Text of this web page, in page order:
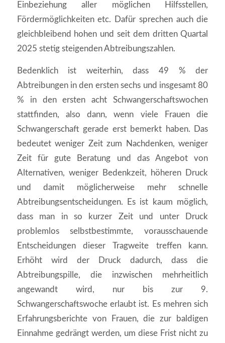
Einbeziehung aller möglichen Hilfsstellen,
Fördermöglichkeiten etc. Dafür sprechen auch die
gleichbleibend hohen und seit dem dritten Quartal
2025 stetig steigenden Abtreibungszahlen.
Bedenklich ist weiterhin, dass 49 % der
Abtreibungen in den ersten sechs und insgesamt 80
% in den ersten acht Schwangerschaftswochen
stattfinden, also dann, wenn viele Frauen die
Schwangerschaft gerade erst bemerkt haben. Das
bedeutet weniger Zeit zum Nachdenken, weniger
Zeit für gute Beratung und das Angebot von
Alternativen, weniger Bedenkzeit, höheren Druck
und damit möglicherweise mehr schnelle
Abtreibungsentscheidungen. Es ist kaum möglich,
dass man in so kurzer Zeit und unter Druck
problemlos selbstbestimmte, vorausschauende
Entscheidungen dieser Tragweite treffen kann.
Erhöht wird der Druck dadurch, dass die
Abtreibungspille, die inzwischen mehrheitlich
angewandt wird, nur bis zur 9.
Schwangerschaftswoche erlaubt ist. Es mehren sich
Erfahrungsberichte von Frauen, die zur baldigen
Einnahme gedrängt werden, um diese Frist nicht zu